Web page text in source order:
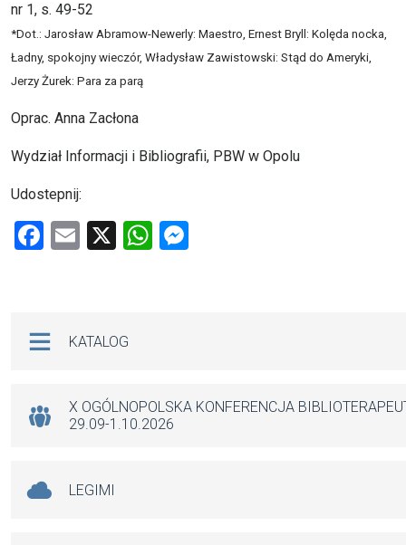
nr 1, s. 49-52
*Dot.: Jarosław Abramow-Newerly: Maestro, Ernest Bryll: Kolęda nocka,
Ładny, spokojny wieczór, Władysław Zawistowski: Stąd do Ameryki,
Jerzy Żurek: Para za parą
Oprac. Anna Zacłona
Wydział Informacji i Bibliografii, PBW w Opolu
Udostepnij:
F
o
k
E
X
W
p
KATALOG
X OGÓLNOPOLSKA KONFERENCJA
29.09-1.10.2026
LEGIMI